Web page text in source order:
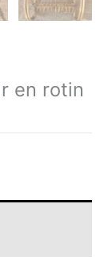
en rotin